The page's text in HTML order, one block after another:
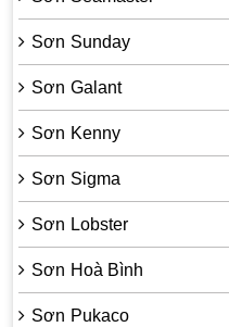
Sơn Sunday
Sơn Galant
Sơn Kenny
Sơn Sigma
Sơn Lobster
Sơn Hoà Bình
Sơn Pukaco